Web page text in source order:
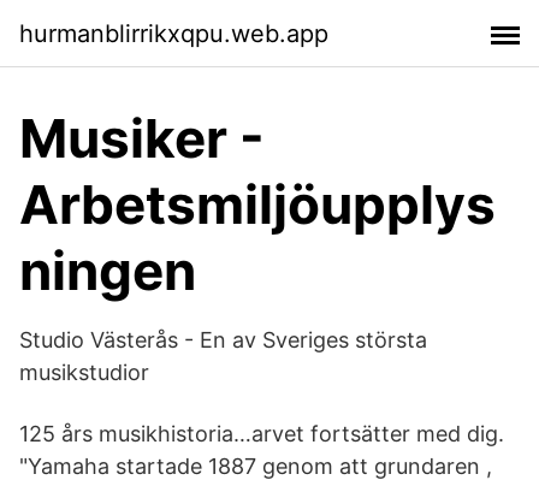
hurmanblirrikxqpu.web.app
Musiker -
Arbetsmiljöupplys
ningen
Studio Västerås - En av Sveriges största
musikstudior
125 års musikhistoria…arvet fortsätter med dig.
"Yamaha startade 1887 genom att grundaren ,